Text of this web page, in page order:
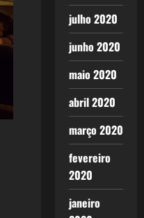
julho 2020
junho 2020
maio 2020
abril 2020
março 2020
fevereiro
2020
janeiro